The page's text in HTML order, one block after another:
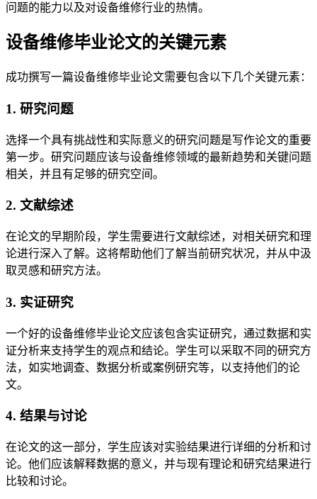
问题的能力以及对设备维修行业的热情。
设备维修毕业论文的关键元素
成功撰写一篇设备维修毕业论文需要包含以下几个关键元素：
1. 研究问题
选择一个具有挑战性和实际意义的研究问题是写作论文的重要
第一步。研究问题应该与设备维修领域的最新趋势和关键问题
相关，并且有足够的研究空间。
2. 文献综述
在论文的早期阶段，学生需要进行文献综述，对相关研究和理
论进行深入了解。这将帮助他们了解当前研究状况，并从中汲
取灵感和研究方法。
3. 实证研究
一个好的设备维修毕业论文应该包含实证研究，通过数据和实
证分析来支持学生的观点和结论。学生可以采取不同的研究方
法，如实地调查、数据分析或案例研究等，以支持他们的论
文。
4. 结果与讨论
在论文的这一部分，学生应该对实验结果进行详细的分析和讨
论。他们应该解释数据的意义，并与现有理论和研究结果进行
比较和讨论。